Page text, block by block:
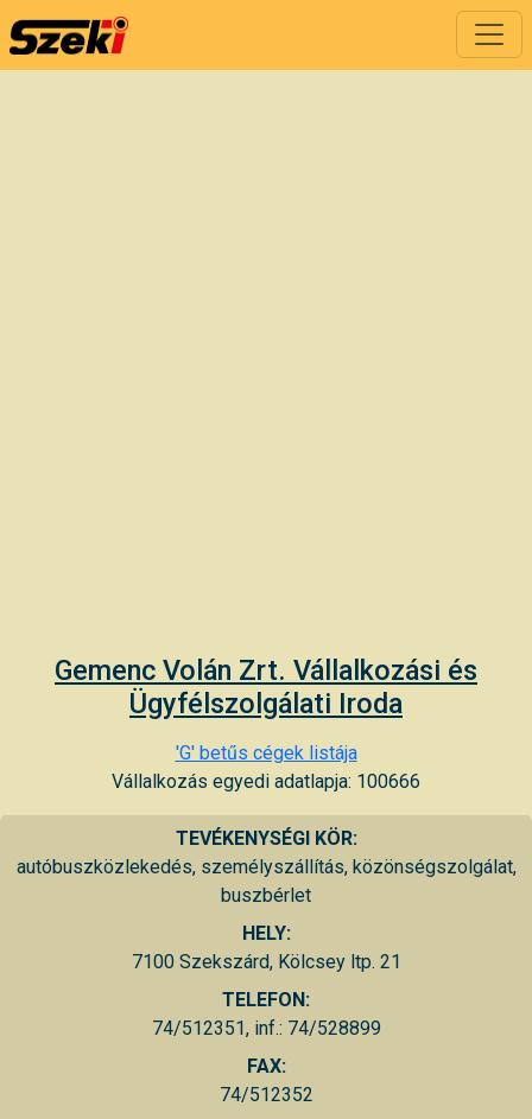
Gemenc Volán Zrt. Vállalkozási és
Ügyfélszolgálati Iroda
'G' betűs cégek listája
Vállalkozás egyedi adatlapja: 100666
TEVÉKENYSÉGI KÖR:
autóbuszközlekedés, személyszállítás, közönségszolgálat,
buszbérlet
HELY:
7100 Szekszárd, Kölcsey ltp. 21
TELEFON:
74/512351, inf.: 74/528899
FAX:
74/512352